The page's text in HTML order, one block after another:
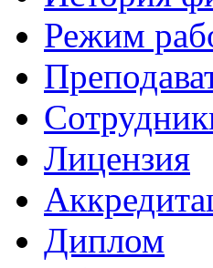
Режим
Лицензия
Диплом